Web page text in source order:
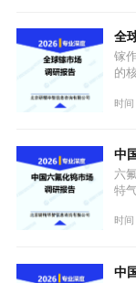
重
创
统
全
镓
的
与
领
需
时
中
六
特
沉
密
时
中